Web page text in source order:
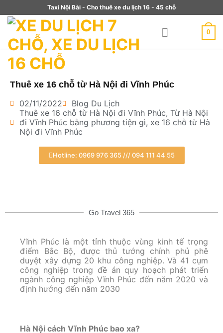
Taxi Nội Bài - Cho thuê xe du lịch 16 - 45 chỗ
0
Thuê xe 16 chỗ từ Hà Nội đi Vĩnh Phúc
02/11/2022
Blog Du Lịch
Thuê xe 16 chỗ từ Hà Nội đi Vĩnh Phúc, Từ Hà Nội
đi Vĩnh Phúc bằng phương tiện gì, xe 16 chỗ từ Hà
Nội đi Vĩnh Phúc
Hotline: 0969 976 365 /// 094 111 44 55
Go Travel 365
Vĩnh Phúc là một tỉnh thuộc vùng kinh tế trọng
điểm Bắc Bộ, được thủ tướng chính phủ phê
duyệt xây dựng 20 khu công nghiệp. Và 41 cụm
công nghiệp trong đề án quy hoạch phát triển
ngành công nghiệp Vĩnh Phúc đến năm 2020 và
định hướng đến năm 2030
Hà Nội cách Vĩnh Phúc bao xa?